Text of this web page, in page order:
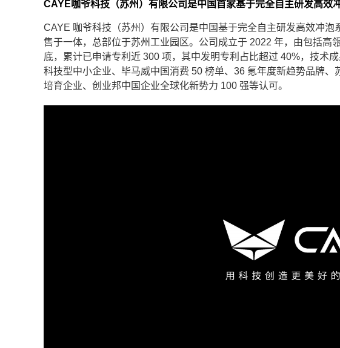
CAYE咖爷科技（苏州）有限公司是中国首家基于完全自主研发高效
CAYE 咖爷科技（苏州）有限公司是中国基于完全自主研发高效冲
售于一体，总部位于苏州工业园区。公司成立于 2022 年，由包括高
底，累计已申请专利近 300 项，其中发明专利占比超过 40%，技术
科技型中小企业、毕马威中国消费 50 榜单、36 氪年度新趋势品牌、
培育企业、创业邦中国企业全球化新势力 100 强等认可。